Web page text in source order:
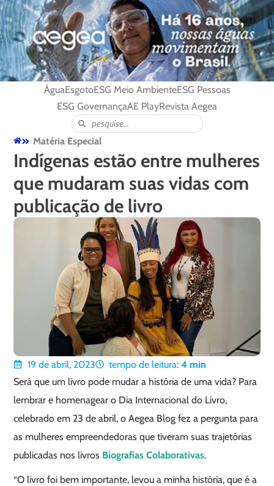
ÁguaEsgotoESG Meio AmbienteESG Pessoas
ESG GovernançaAE PlayRevista Aegea
Matéria Especial
Indígenas estão entre mulheres
que mudaram suas vidas com
publicação de livro
19 de abril, 2023 tempo de leitura: 4 min
Será que um livro pode mudar a história de uma vida? Para
lembrar e homenagear o Dia Internacional do Livro,
celebrado em 23 de abril, o Aegea Blog fez a pergunta para
as mulheres empreendedoras que tiveram suas trajetórias
publicadas nos livros Biografias Colaborativas.
“O livro foi bem importante, levou a minha história, que é a